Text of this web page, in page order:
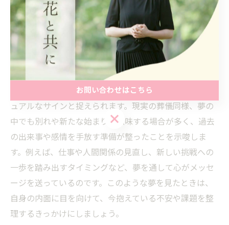
葬儀の夢から得るスピリチュアルな気
づき
葬儀の夢が教えるスピリチュアルな意味
葬儀の夢は、人生の節目や心の変化を象徴するスピリチ
ュアルなサインと捉えられます。現実の葬儀同様、夢の
中でも別れや新たな始まりを意味する場合が多く、過去
の出来事や感情を手放す準備が整ったことを示唆しま
す。例えば、仕事や人間関係の見直し、新しい挑戦への
一歩を踏み出すタイミングなど、夢を通して心がメッセ
ージを送っているのです。このような夢を見たときは、
自身の内面に目を向けて、今抱えている不安や課題を整
理するきっかけにしましょう。
お問い合わせはこちら
お問い合わせはこちら